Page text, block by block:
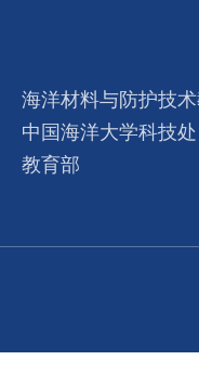
海洋材料与防护技
中国海洋大学科技处
教育部